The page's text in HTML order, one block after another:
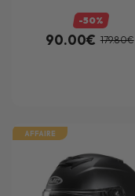
-50%
90.00€ 179.80€
AFFAIRE